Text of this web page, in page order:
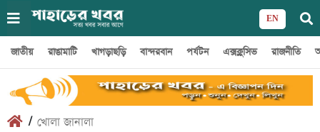
EN
জাতীয় রাঙামাটি খাগড়াছড়ি বান্দরবান পর্যটন এক্সক্লুসিভ রাজনীতি
/ খোলা জানালা